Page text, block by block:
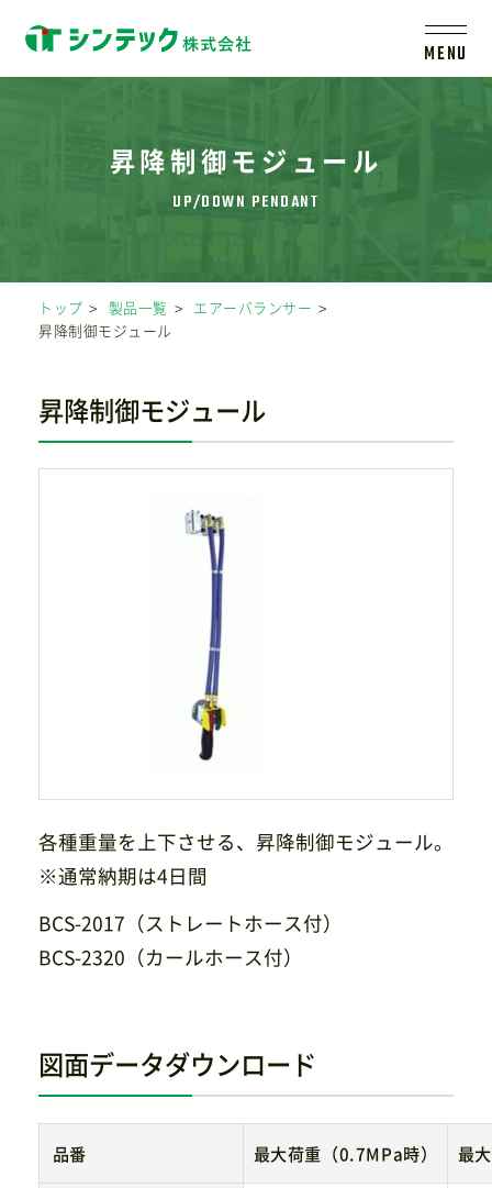
MENU
シンテックについて
会社案内
新着情報
プライバシーポリシー
シンテック公式Instagram
昇降制御モジュール
トップ 製品一覧
エアーバランサー
昇降制御モジュール
昇降制御モジュール
各種重量を上下させる、昇降制御モジュール。
※通常納期は4日間
BCS-2017（ストレートホース付）
BCS-2320（カールホース付）
図面データダウンロード
品番 最大荷重（0.7MPa時） 最